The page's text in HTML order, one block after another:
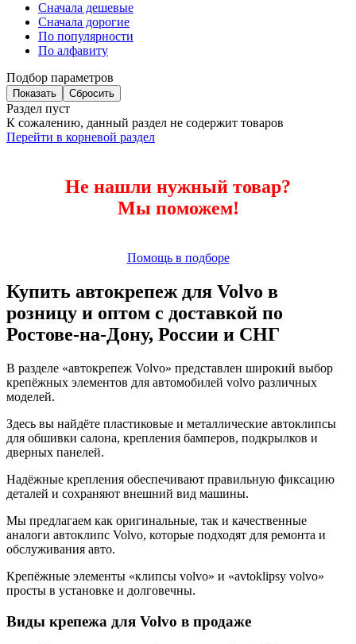
Сначала дешевые
Сначала дорогие
По популярности
По алфавиту
Подбор параметров
Раздел пуст
К сожалению, данный раздел не содержит товаров
Перейти в корневой раздел
Не нашли нужный товар?
Мы поможем!
Помощь в подборе
Купить автокрепеж для Volvo в
розницу и оптом с доставкой по
Ростове-на-Дону, России и СНГ
В разделе «автокрепеж Volvo» представлен широкий выбор
крепёжных элементов для автомобилей volvo различных
моделей.
Здесь вы найдёте пластиковые и металлические автоклипсы
для обшивки салона, крепления бамперов, подкрылков и
дверных панелей.
Надёжные крепления обеспечивают правильную фиксацию
деталей и сохраняют внешний вид машины.
Мы предлагаем как оригинальные, так и качественные
аналоги автоклипс Volvo, которые подходят для ремонта и
обслуживания авто.
Крепёжные элементы «клипсы volvo» и «avtoklipsy volvo»
просты в установке и долговечны.
Виды крепежа для Volvo в продаже